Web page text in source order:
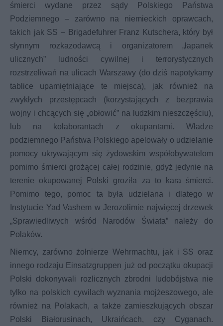
śmierci wydane przez sądy Polskiego Państwa
Podziemnego – zarówno na niemieckich oprawcach,
takich jak SS – Brigadefuhrer Franz Kutschera, który był
słynnym rozkazodawcą i organizatorem „łapanek
ulicznych” ludności cywilnej i terrorystycznych
rozstrzeliwań na ulicach Warszawy (do dziś napotykamy
tablice upamiętniające te miejsca), jak również na
zwykłych przestępcach (korzystających z bezprawia
wojny i chcących się „obłowić” na ludzkim nieszczęściu),
lub na kolaborantach z okupantami. Władze
podziemnego Państwa Polskiego apelowały o udzielanie
pomocy ukrywającym się żydowskim współobywatelom
pomimo śmierci grożącej całej rodzinie, gdyż jedynie na
terenie okupowanej Polski groziła za to kara śmierci.
Pomimo tego, pomoc ta była udzielana i dlatego w
Instytucie Yad Vashem w Jerozolimie najwięcej drzewek
„Sprawiedliwych wśród Narodów Świata” należy do
Polaków.
Niemcy, zarówno żołnierze Wehrmachtu, jak i SS oraz
innego rodzaju Einsatzgruppen już od początku okupacji
Polski dokonywali rozlicznych zbrodni ludobójstwa nie
tylko na polskich cywilach wyznania mojżeszowego, ale
również na Polakach, a także zamieszkujących obszar
Polski Białorusinach, Ukraińcach, czy Cyganach.